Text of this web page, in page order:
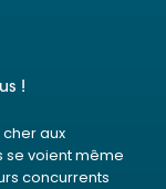
!
aux
se voient même
concurrents